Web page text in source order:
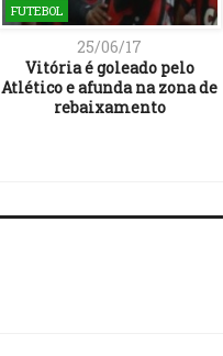
FUTEBOL
25/06/17
Vitória é goleado pelo
Atlético e afunda na zona de
rebaixamento